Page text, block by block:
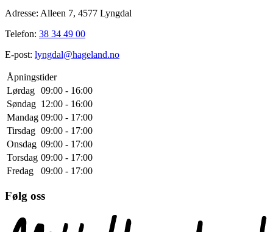
Adresse: Alleen 7, 4577 Lyngdal
Telefon: 38 34 49 00
E-post: lyngdal@hageland.no
Åpningstider
Lørdag 09:00 - 16:00
Søndag 12:00 - 16:00
Mandag 09:00 - 17:00
Tirsdag 09:00 - 17:00
Onsdag 09:00 - 17:00
Torsdag 09:00 - 17:00
Fredag
09:00 - 17:00
Følg oss